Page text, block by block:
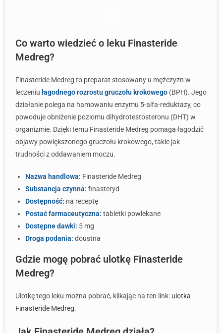
Co warto wiedzieć o leku Finasteride
Medreg?
Finasteride Medreg to preparat stosowany u mężczyzn w
leczeniu łagodnego rozrostu gruczołu krokowego (BPH). Jego
działanie polega na hamowaniu enzymu 5-alfa-reduktazy, co
powoduje obniżenie poziomu dihydrotestosteronu (DHT) w
organizmie. Dzięki temu Finasteride Medreg pomaga łagodzić
objawy powiększonego gruczołu krokowego, takie jak
trudności z oddawaniem moczu.
Nazwa handlowa: Finasteride Medreg
Substancja czynna: finasteryd
Dostępność: na receptę
Postać farmaceutyczna: tabletki powlekane
Dostępne dawki: 5 mg
Droga podania: doustna
Gdzie mogę pobrać ulotkę Finasteride
Medreg?
Ulotkę tego leku można pobrać, klikając na ten link: ulotka
Finasteride Medreg.